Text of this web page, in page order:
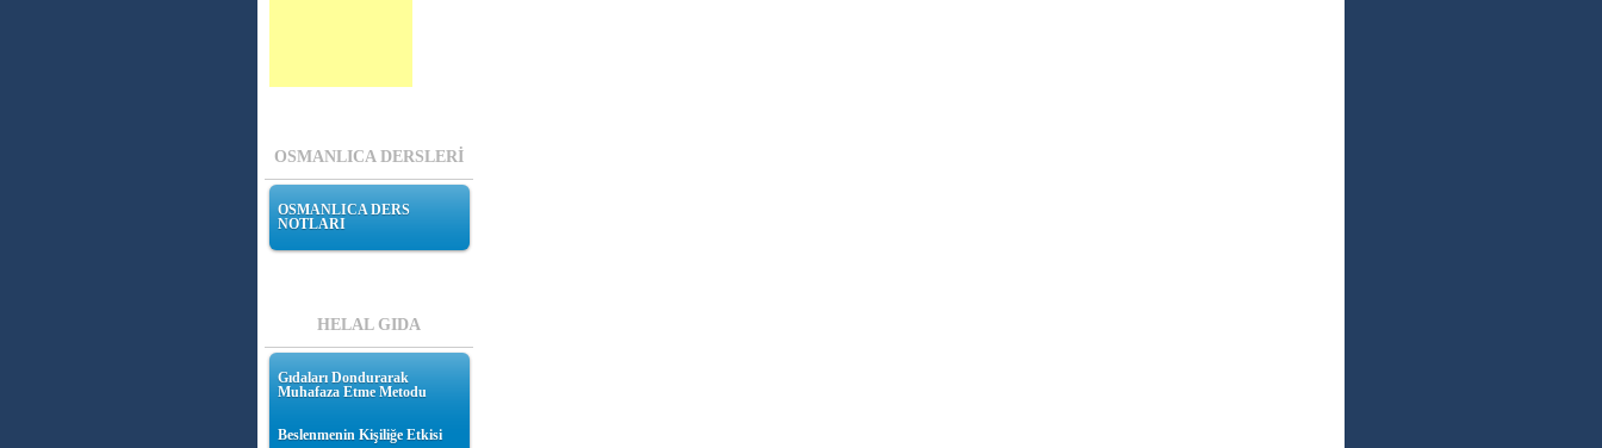
OSMANLICA DERSLERİ
OSMANLICA DERS
NOTLARI
HELAL GIDA
Gıdaları Dondurarak
Muhafaza Etme Metodu
Beslenmenin Kişiliğe Etkisi